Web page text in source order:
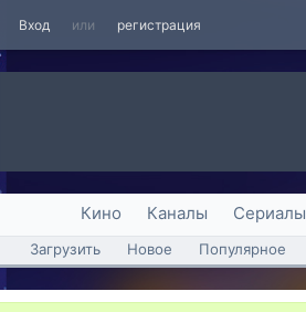
Вход или регистрация
Кино Каналы Сериалы
Загрузить Новое Популярное